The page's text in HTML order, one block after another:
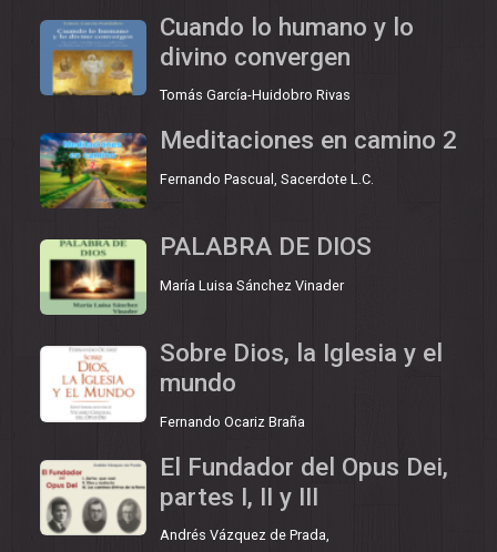
Cuando lo humano y lo
divino convergen
Tomás García-Huidobro Rivas
Meditaciones en camino 2
Fernando Pascual, Sacerdote L.C.
PALABRA DE DIOS
María Luisa Sánchez Vinader
Sobre Dios, la Iglesia y el
mundo
Fernando Ocariz Braña
El Fundador del Opus Dei,
partes I, II y III
Andrés Vázquez de Prada,